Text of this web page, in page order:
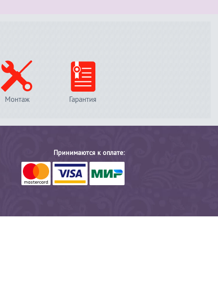
Монтаж Гарантия
Принимаются к оплате: